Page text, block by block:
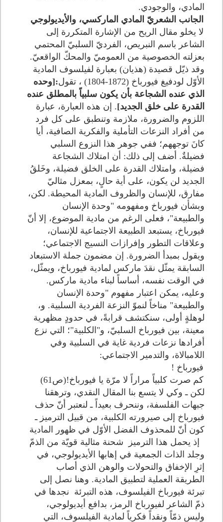
المادي، والوجودي.
الجانب الشعريّ المادي الماركسي، والأيديولوجي
لا يخلو مقال الريح من الإشارة المتكررة إلى
الشاعر باسم النبريص، الفرديّ السلبيّ المحتمي
بعزلته الخصوصية من العموميّ والمحكّ الواقعيّ.
وقد ذيّل قصيدة (هذيان) بعبارة لفيلسوف المادية
الأوّل لودفيغ فيورباخ (1872-1804) ، تقول
:[وحده
الذي عنده الشجاعة بأن يكون سلبياً بالمطلق عنده
القدرة على خلق الجديد]. إن هذه العبارة، عبارة
اللزوم والضرورة، ملازمة وتنطبق على كل فرد
من أفراد النزعات التأملية والفكرية الصافية، أيا
كانَ توجههم؛ ففي جوهر هذا النزوع السلبي
فضيلةٌ. أضف إلى ذلك: أن امتلاك الشجاعة
فضيلة، وامتلاك القدرة على الخلق فضيلة، وخَلقُ
الجديد لن يكون، على أية حالٍ، بمعزل مثاليّ
مفارق، للإنسان والظروف المادية المحيطة. لكن،
وبشأن فيورباخ ومفهومه "وحدة الإنسان
والطبيعة"، فعلى الرغم من مادية الموضوع، إلا أنّ
فيورباخ، يستبعد الطبيعة الاجتماعية للإنسان،
وعلاقات التطور وإفرازات النسيج الاجتماعي؛
ويقول بمبدأ الضرورة. إن مضمون جملة الاستبعاد
السابقة يمثّل نقدَ ماركس لمادية فيورباخ، ويمثّل،
في الوقت نفسه، أساساً لبناء مادية ماركس.
وعليه، يمكن اعتبار مفهوم "وحدة الإنسان
والطبيعة" مناخاً لنموّ النزعة الفردية السلبية. و،
لوهلةٍ أولى، سنكتشف قرابةً، في حدودٍ مظهرية
معينة، بين فيورباخ السلبيّ، و"الكلبية"؛ التي نزع
أفرادها نزعات فردية غاية في السلبية وفي
اللامبالاة، والتدمير الاجتماعي:
فيورباخ !
كم صرت كلبياً مراراً لا مرّة يا فيورباخ!(ص61)
لكن ـ وكي لا يتسع بنا المقال النقدي، وترهقنا
جبهات الفلسفة، وننحرف بعيداً ـ لنعتبر أنّ حذف
فيورباخ إلى صيرورته الكلبية، من قبيل الترميز ـ
كون أنّ للمحذوف الفضل الأوّل في ظهور المادية
إذ يحمل هذا الترميز شحنة مثالية قويّة من الذمّ
وجلد الذات الجمعية في إهابها الأيديولوجي، في
إثرِ الإخفاق والتحولات والوهن الذي أصاب
الطريقة العملية لتطبيق المادية. وهنا نصل إلى
تبرئة فيورباخ الفيلسوف، هذه التبرئة نجدها في
ذمّ الشاعر لفيورباخ الرمز، بدافع أيديولوجي،
وليس ذمّاً ونقداً فكرياً لمادية الفيلسوف، التي